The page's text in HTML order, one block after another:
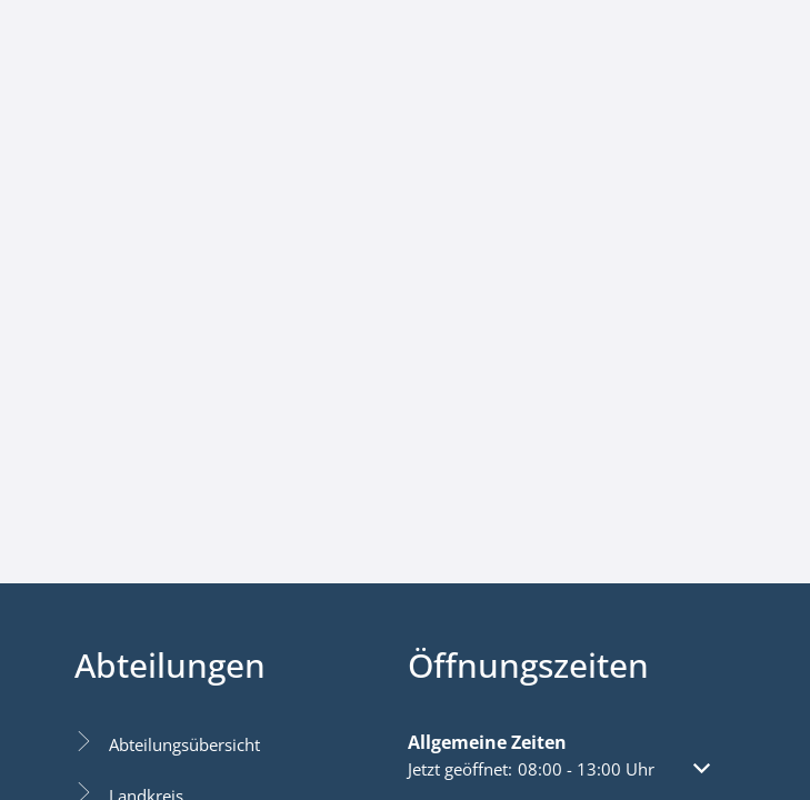
Abteilungen
Abteilungsübersicht
Öffnungszeiten
Allgemeine Zeiten
Klicken, um weitere Öffnungs- oder Schließzeiten
Jetzt geöffnet: 08:00 - 13:00 Uhr Von 08:00 bis